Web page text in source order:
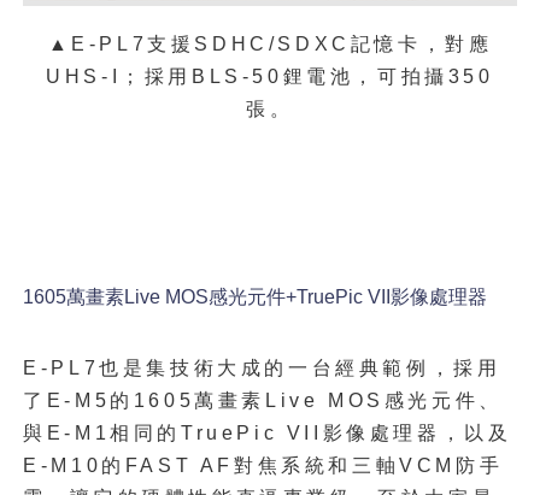
▲E-PL7支援 SDHC/SDXC記憶卡，對應
UHS-I；採用BLS-50鋰電池，可拍攝350
張。
1605萬畫素Live MOS感光元件+TruePic VII影像處理器
E-PL7也是集技術大成的一台經典範例，採用
了E-M5的1605萬畫素 Live MOS感光元件、
與E-M1相同的TruePic VII影像處理器，以及
E-M10的FAST AF對焦系統和三軸VCM防手